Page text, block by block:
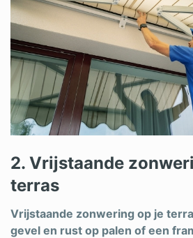
2. Vrijstaande
terras
Vrijstaande zonwering op je
gevel en rust op palen of een